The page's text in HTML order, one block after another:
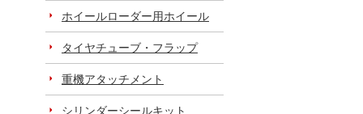
ホイールローダー用ホイール
タイヤチューブ・フラップ
重機アタッチメント
シリンダーシールキット